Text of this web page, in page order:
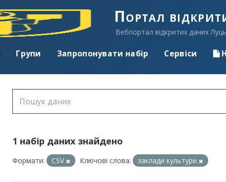
Портал
Вебпортал відкритих даних
Групи Запропонувати набір Сервіси
1 набір даних знайдено
Формати: CSV Ключові слова: заклади культури